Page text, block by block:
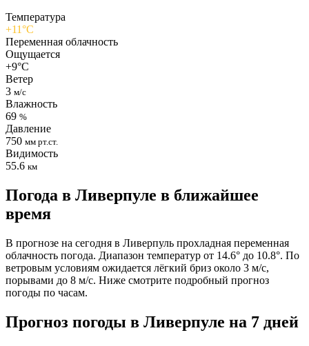
Температура
+11°C
Переменная облачность
Ощущается
+9°C
Ветер
3 м/с
Влажность
69 %
Давление
750 мм рт.ст.
Видимость
55.6 км
Погода в Ливерпуле в ближайшее
время
В прогнозе на сегодня в Ливерпуль прохладная переменная
облачность погода. Диапазон температур от 14.6° до 10.8°. По
ветровым условиям ожидается лёгкий бриз около 3 м/с,
порывами до 8 м/с. Ниже смотрите подробный прогноз
погоды по часам.
Прогноз погоды в Ливерпуле на 7 дней